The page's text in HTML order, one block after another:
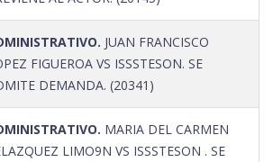
JUAN FRANCISCO
FIGUEROA VS ISSSTESON. SE
DEMANDA. (20341)
MARIA DEL CARMEN
LIMO9N VS ISSSTESON . SE